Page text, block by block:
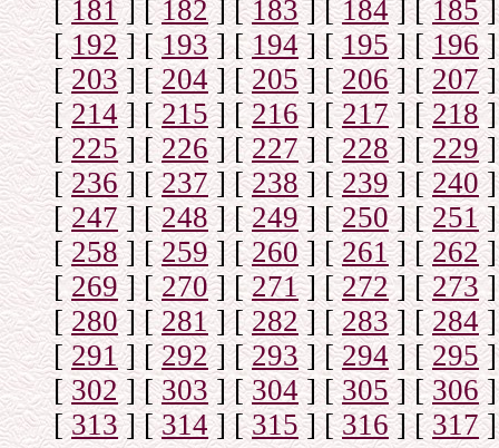
[181] [182] [183] [184] [185]
[192] [193] [194] [195] [196]
[203] [204] [205] [206] [207]
[214] [215] [216] [217] [ 218]
[225] [226] [227] [228] [229]
[236] [237] [238] [239] [240]
[247] [248] [249] [250] [251]
[258] [259] [260] [261] [262]
[269] [270] [271] [272] [273]
[280] [281] [282] [283] [284]
[291] [292] [293] [294] [ 295]
[302] [303] [304] [305] [306]
[313] [314] [315] [316] [317]